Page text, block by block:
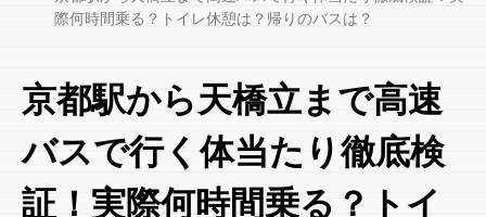
際何時間乗る？トイレ休憩は？帰りのバスは？
京都駅から天橋立まで高速
バスで行く体当たり徹底検
証！実際何時間乗る？トイ